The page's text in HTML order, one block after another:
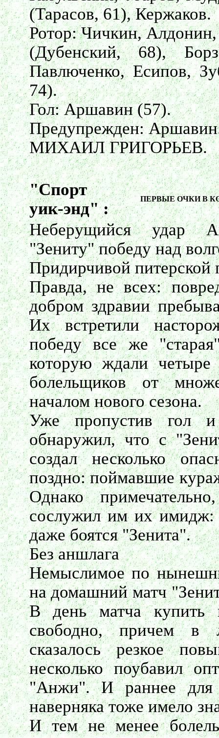
(Тарасов, 61), Кержаков.
Ротор: Чичкин,
(Дубенский, 68),
Павлюченко, Есипов,
74).
Гол: Аршавин (57).
Предупрежден:
МИХАИЛ ГРИГОРЬЕВ.
"Спорт
уик-энд" :
ПЕРВЫЕ ОЧКИ В
Неберущийся удар
"Зениту" победу над
Придирчивой питерской
Правда, не всех:
добром здравии
Их встретили
победу все же
которую ждали четыре
болельщиков от
началом нового сезона.
Уже пропустив гол и
обнаружил, что с
создал несколько
поздно: поймавшие
Однако
сослужил им их имидж:
даже боятся "Зенита".
Без аншлага
Немыслимое по
на домашний матч
В день матча купить
свободно, причем в
сказалось резкое
несколько поубавил
"Анжи". И раннее для
наверняка тоже имело
И тем не менее